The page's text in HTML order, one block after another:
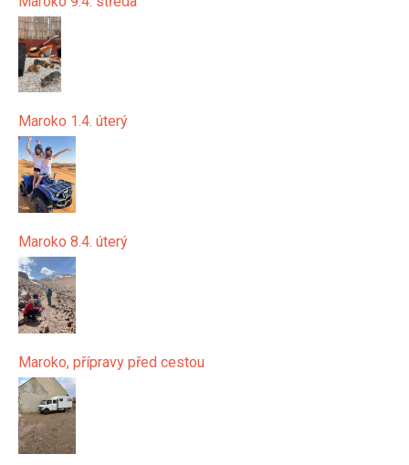
Maroko 1.4. úterý
Maroko 8.4. úterý
Maroko, přípravy před cestou